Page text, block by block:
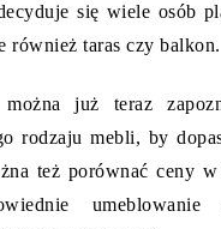
się wiele osób
również taras czy balkon.
już teraz
rodzaju mebli, by
też porównać ceny